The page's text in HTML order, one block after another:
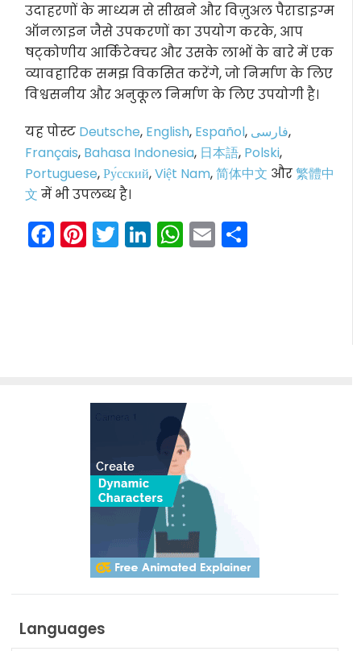
उदाहरणों के माध्यम से सीखने और विज़ुअल पैराडाइग्म
ऑनलाइन जैसे उपकरणों का उपयोग करके, आप
षट्कोणीय आर्किटेक्चर और उसके लाभों के बारे में एक
व्यावहारिक समझ विकसित करेंगे, जो निर्माण के लिए
विश्वसनीय और अनुकूल निर्माण के लिए उपयोगी है।
यह पोस्ट Deutsche, English, Español, فارسی,
Français, Bahasa Indonesia, 日本語, Polski,
Portuguese,Ру́сский,Việt Nam,简体中文 और繁體中
文 में भी उपलब्ध है।
Facebook
Pinterest
Twitter
LinkedIn
WhatsApp
Email
Languages